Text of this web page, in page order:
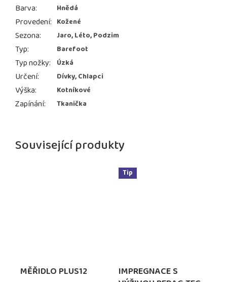
Související produkty
MĚŘIDLO PLUS12
Tip
IMPREGNACE S
Barva: Hnědá
Provedení: Kožené
Sezona: Jaro, Léto, Podzim
Typ: Barefoot
Typ nožky: Úzká
Určení: Dívky, Chlapci
Výška: Kotníkové
Zapínání: Tkanička